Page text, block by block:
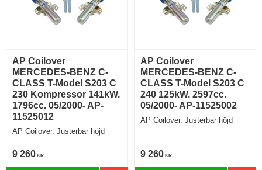
AP Coilover
MERCEDES-BENZ C-
CLASS T-Model S203 C
230 Kompressor 141kW.
1796cc. 05/2000- AP-
11525012
AP Coilover. Justerbar höjd
9 260 KR
AP Coilover
MERCEDES-BENZ C-
CLASS T-Model S203 C
240 125kW. 2597cc.
05/2000- AP-11525002
AP Coilover. Justerbar höjd
9 260 KR